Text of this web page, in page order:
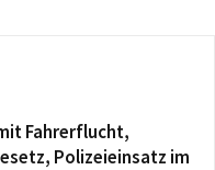
Fahrerflucht,
Polizeieinsatz im